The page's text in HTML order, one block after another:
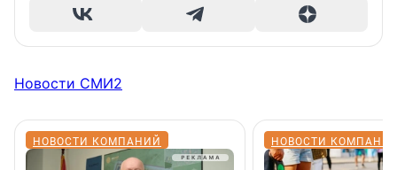
Новости СМИ2
НОВОСТИ КОМПАНИЙ НОВОСТИ